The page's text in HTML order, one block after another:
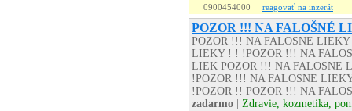
0900454000 reagovať na inzerát
POZOR !!! NA FALOŠNÉ
POZOR !!! NA FALOSNE
LIEKY ! ! !POZOR !!! NA
LIEK POZOR !!! NA FALOSNE
!POZOR !!! NA FALOSNE
!POZOR !! POZOR !!! NA
zadarmo
Zdravie, kozmetika,